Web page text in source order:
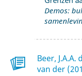
Demos:
Beer, J.A.A.
van der